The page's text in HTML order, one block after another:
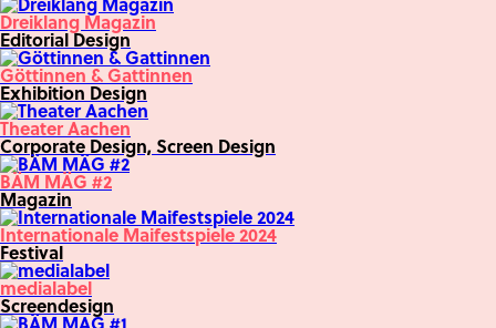
Dreiklang Magazin
Editorial Design
Göttinnen & Gattinnen
Exhibition Design
Theater Aachen
Corporate Design, Screen Design
BÄM MÄG #2
Magazin
Internationale Maifestspiele 2024
Festival
medialabel
Screendesign